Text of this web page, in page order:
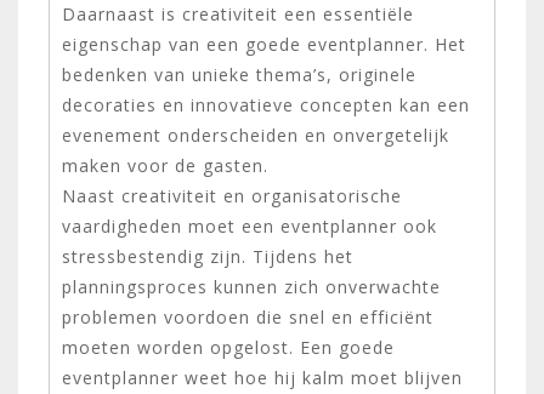
Daarnaast is creativiteit een essentiële
eigenschap van een goede eventplanner. Het
bedenken van unieke thema’s, originele
decoraties en innovatieve concepten kan een
evenement onderscheiden en onvergetelijk
maken voor de gasten.
Naast creativiteit en organisatorische
vaardigheden moet een eventplanner ook
stressbestendig zijn. Tijdens het
planningsproces kunnen zich onverwachte
problemen voordoen die snel en efficiënt
moeten worden opgelost. Een goede
eventplanner weet hoe hij kalm moet blijven